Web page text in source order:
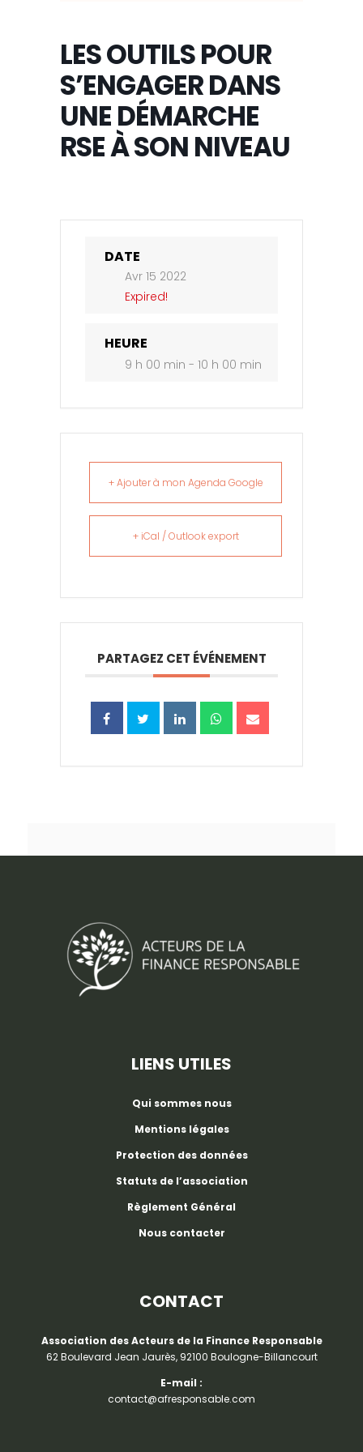
LES OUTILS POUR
S’ENGAGER DANS
UNE DÉMARCHE
RSE À SON NIVEAU
DATE
Avr 15 2022
Expired!
HEURE
9 h 00 min - 10 h 00 min
+ Ajouter à mon Agenda Google
+ iCal / Outlook export
PARTAGEZ CET ÉVÉNEMENT
LIENS UTILES
Qui sommes nous
Mentions légales
Protection des données
Statuts de l’association
Règlement Général
Nous contacter
CONTACT
Association des Acteurs de la Finance Responsable
62 Boulevard Jean Jaurès, 92100 Boulogne-Billancourt
E-mail :
contact@afresponsable.com